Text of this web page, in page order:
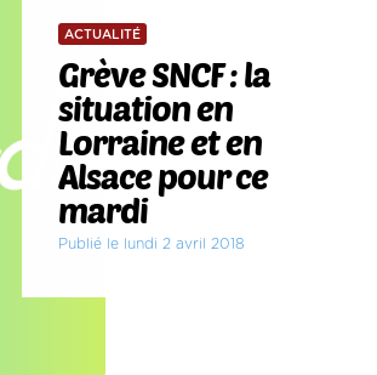
ACTUALITÉ
Grève SNCF : la
situation en
Lorraine et en
Alsace pour ce
mardi
Publié le lundi 2 avril 2018